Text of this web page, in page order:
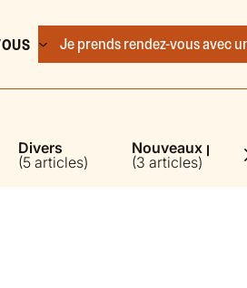
Je prends rendez-vousavec
Divers
(5 articles)
Nouveaux
(3 articles)